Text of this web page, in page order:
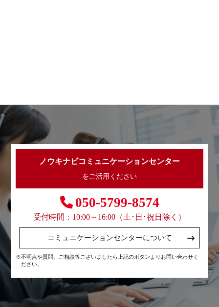
ノウキナビコミュニケーションセンター
をご活用ください
050-5799-8574
受付時間：10:00～16:00（土･日･祝日除く）
コミュニケーションセンターについて
※不明点や質問、ご相談等ございましたら上記のボタンよりお問い合わせく
ださい。